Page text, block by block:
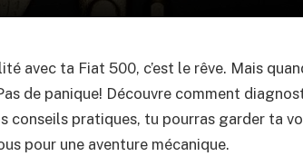
avec ta Fiat 500, c’est le rêve. Mais
de panique! Découvre comment
conseils pratiques, tu pourras garder ta
pour une aventure mécanique.